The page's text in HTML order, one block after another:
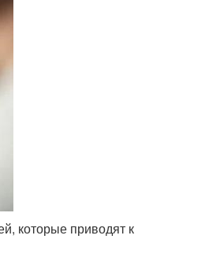
которые приводят к